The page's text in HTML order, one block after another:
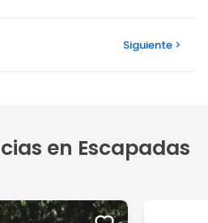
Siguiente
en Escapadas